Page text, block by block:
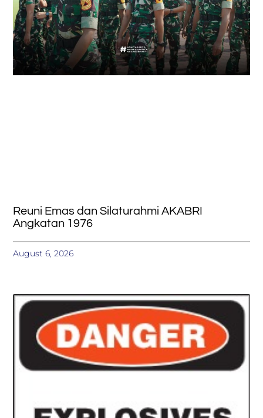
Reuni Emas dan Silaturahmi AKABRI
Angkatan 1976
August 6, 2026